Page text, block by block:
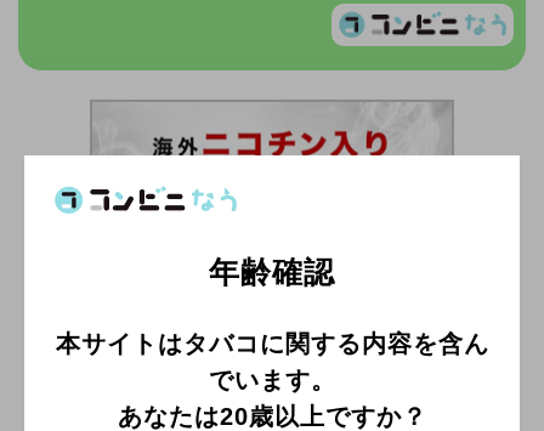
年齢確認
本サイトはタバコに関する内容を含ん
でいます。
あなたは20歳以上ですか？